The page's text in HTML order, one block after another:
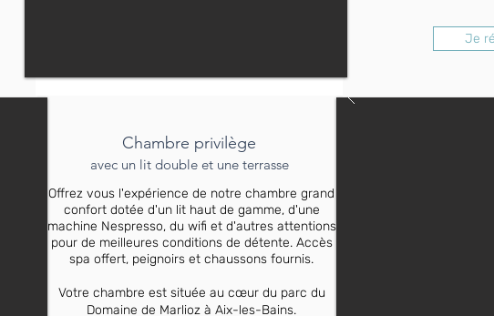
Je
Chambre privilège
avec un lit double et une terrasse
Offrez vous l'expérience de notre chambre grand
confort dotée d'un lit haut de gamme, d'une
machine Nespresso, du wifi et d'autres attentions
pour de meilleures conditions de détente. Accès
spa offert, peignoirs et chaussons fournis.
Votre chambre est située au cœur du parc du
Domaine de Marlioz à Aix-les-Bains.